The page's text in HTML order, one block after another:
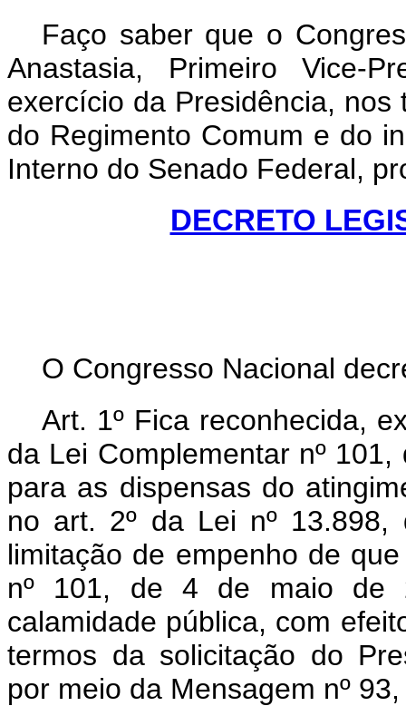
Faço saber que o
Anastasia, Primeiro Vice-
exercício da Presidência,
do Regimento Comum e do
Interno do Senado Federal,
DECRETO
O Congresso Nacional
Art. 1º Fica reconhecida,
da Lei Complementar nº
para as dispensas do
no art. 2º da Lei nº
limitação de empenho de
nº 101, de 4 de maio de
calamidade pública, com
termos da solicitação do
por meio da Mensagem nº